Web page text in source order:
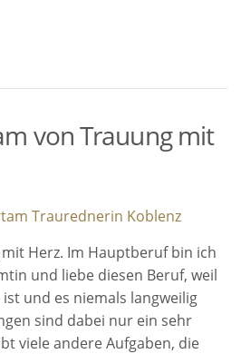
von Trauung mit
Herz. Im Hauptberuf bin ich
und liebe diesen Beruf, weil
und es niemals langweilig
sind dabei nur ein sehr
viele andere Aufgaben, die